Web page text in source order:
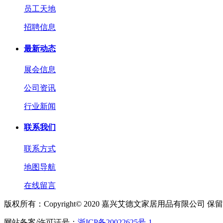
员工天地
招聘信息
最新动态
展会信息
公司资讯
行业新闻
联系我们
联系方式
地图导航
在线留言
版权所有：Copyright© 2020 嘉兴艾德文家居用品有限公司 保